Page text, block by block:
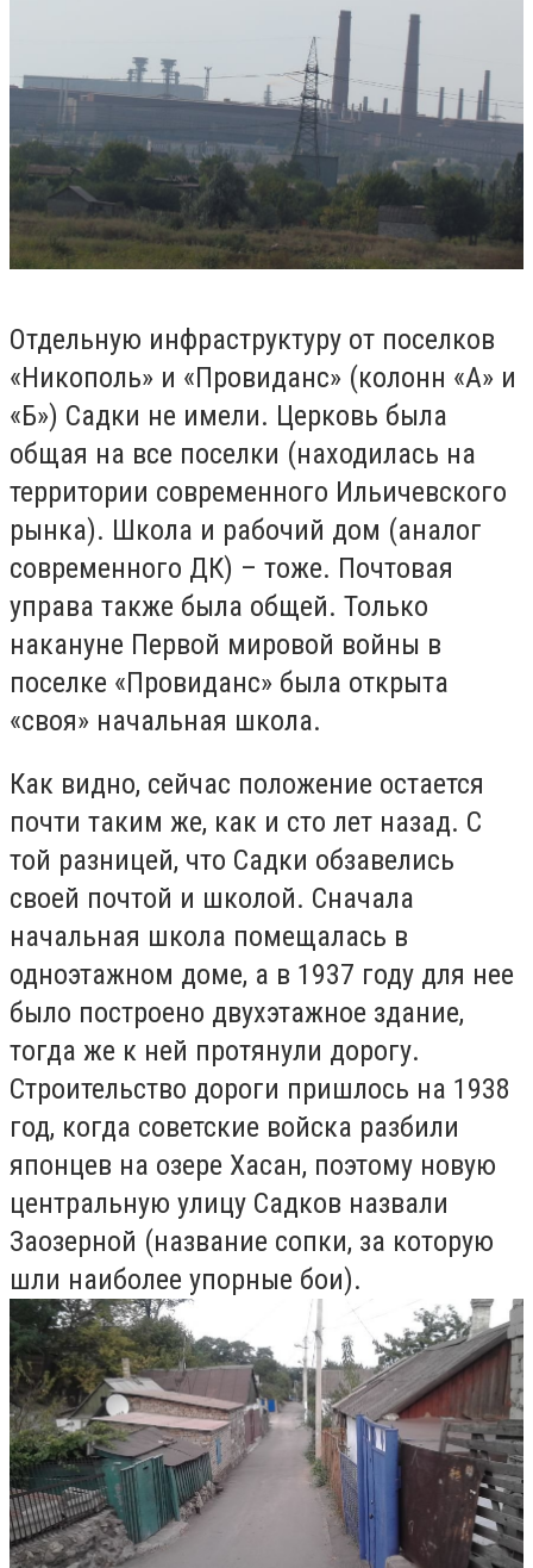
Отдельную инфраструктуру от поселков
«Никополь» и «Провиданс» (колонн «А» и
«Б») Садки не имели. Церковь была
общая на все поселки (находилась на
территории современного Ильичевского
рынка). Школа и рабочий дом (аналог
современного ДК) – тоже. Почтовая
управа также была общей. Только
накануне Первой мировой войны в
поселке «Провиданс» была открыта
«своя» начальная школа.
Как видно, сейчас положение остается
почти таким же, как и сто лет назад. С
той разницей, что Садки обзавелись
своей почтой и школой. Сначала
начальная школа помещалась в
одноэтажном доме, а в 1937 году для нее
было построено двухэтажное здание,
тогда же к ней протянули дорогу.
Строительство дороги пришлось на 1938
год, когда советские войска разбили
японцев на озере Хасан, поэтому новую
центральную улицу Садков назвали
Заозерной (название сопки, за которую
шли наиболее упорные бои).